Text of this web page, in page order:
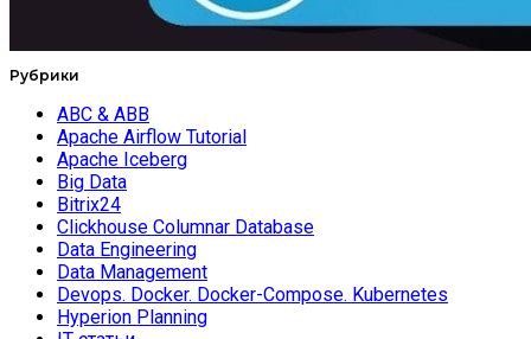
Рубрики
ABC & ABB
Apache Airflow Tutorial
Apache Iceberg
Big Data
Bitrix24
Clickhouse Columnar Database
Data Engineering
Data Management
Devops. Docker. Docker-Compose. Kubernetes
Hyperion Planning